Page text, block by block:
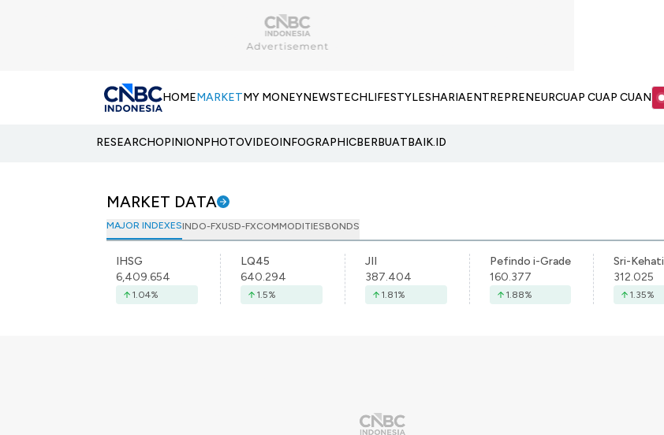
HOMEMARKETMY MONEYNEWSTECHLIFESTYLESHARIAENTREPRENEURCUAP CUAP CUAN
RESEARCHOPINIONPHOTOVIDEOINFOGRAPHICBERBUATBAIK.ID
MARKET DATA
MAJOR INDEXESINDO-FXUSD-FXCOMMODITIESBONDS
IHSG
6,409.654
1.04%
LQ45
640.294
1.5%
JII
387.404
1.81%
Pefindo i-Grade
160.377
1.88%
Sri-Kehati
312.025
1.35%